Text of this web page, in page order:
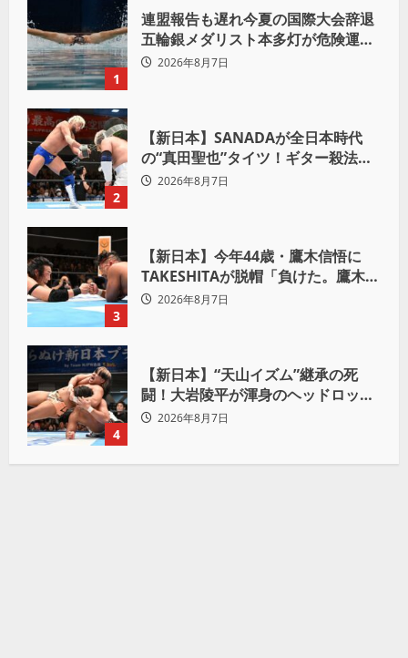
1
連盟報告も遅れ今夏の国際大会辞退
五輪銀メダリスト本多灯が危険運転
致傷で起訴
2026年8月7日
2
【新日本】SANADAが全日本時代
の“真田聖也”タイツ！ギター殺法で
Yuto-IceをKO「俺と闘う時は考え
2026年8月7日
3
【新日本】今年44歳・鷹木信悟に
TAKESHITAが脱帽「負けた。鷹木信
悟、強いわ！」
2026年8月7日
4
【新日本】“天山イズム”継承の死
闘！大岩陵平が渾身のヘッドロック
で後藤洋央紀からタップ奪取 執念の
2026年8月7日